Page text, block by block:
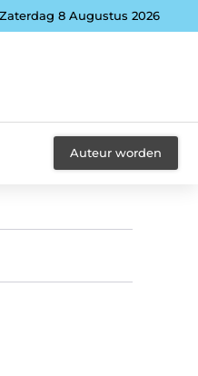
Zaterdag 8 Augustus 2026
Auteur worden